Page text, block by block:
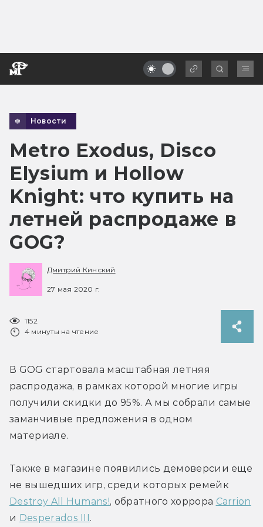
Новости
Metro Exodus, Disco
Elysium и Hollow
Knight: что купить на
летней распродаже в
GOG?
Дмитрий Кинский
27 мая 2020 г.
1152
4 минуты на чтение
В GOG стартовала масштабная летняя
распродажа, в рамках которой многие игры
получили скидки до 95%. А мы собрали самые
заманчивые предложения в одном
материале.
Также в магазине появились демоверсии еще
Destroy All Humans!, обратного хоррора Carrion
и Desperados III.